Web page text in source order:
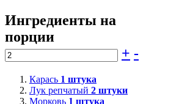
Ингредиенты на
порции
+ -
Карась 1 штука
Лук репчатый 2 штуки
Морковь 1 штука